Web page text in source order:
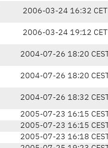
2006-03-24 16:32 CET
2006-03-24 19:12 CET
2004-07-26 18:20 CEST
2004-07-26 18:20 CEST
2004-07-26 18:32 CEST
2005-07-23 16:15 CEST
2005-07-23 16:15 CEST
2005-07-23 16:18 CEST